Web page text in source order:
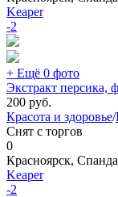
Keaper
-2
+ Ещё 0 фото
Экстракт персика,
200 руб.
Красота и здоровье/
Снят с торгов
0
Красноярск,
Keaper
-2